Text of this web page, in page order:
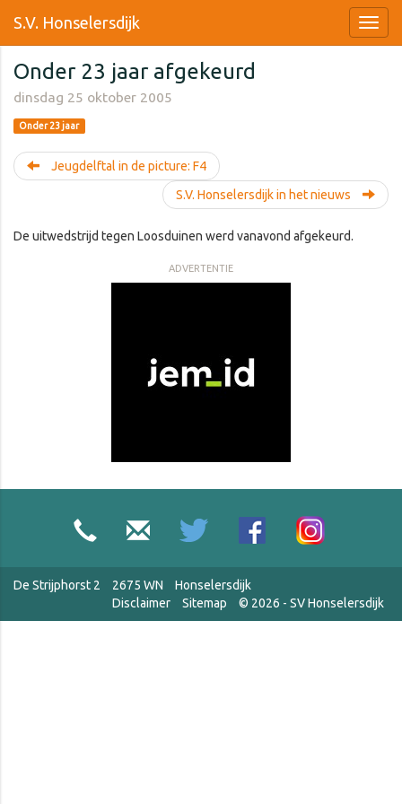
S.V. Honselersdijk
Onder 23 jaar afgekeurd
dinsdag 25 oktober 2005
Onder 23 jaar
Jeugdelftal in de picture: F4
S.V. Honselersdijk in het nieuws
De uitwedstrijd tegen Loosduinen werd vanavond afgekeurd.
ADVERTENTIE
De Strijphorst 2 2675 WN
Honselersdijk
Disclaimer
Sitemap © 2026 - SV Honselersdijk